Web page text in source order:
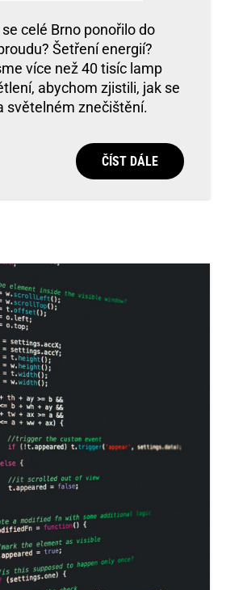
celé Brno ponořilo do
Šetření energií?
více než 40 tisíc lamp
abychom zjistili, jak se
světelném znečištění.
ČÍST DÁLE